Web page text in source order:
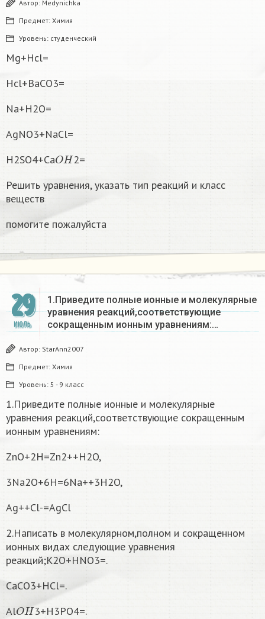
Автор: Medynichka
Предмет: Химия
Уровень: студенческий
Mg+Hcl=
Hcl+BaCO3=
Na+H2O=
AgNO3+NaCl=
H2SO4+Ca OH 2=
Решить уравнения, указать тип реакций и класс
веществ
помогите пожалуйста
29
ИЮЛЬ
1.Приведите полные ионные и молекулярные
уравнения реакций,соответствующие
сокращенным ионным уравнениям:…
Автор: StarAnn2007
Предмет: Химия
Уровень: 5 - 9 класс
1.Приведите полные ионные и молекулярные
уравнения реакций,соответствующие сокращенным
ионным уравнениям:
ZnO+2H=Zn2++H2O,
3Na2O+6H=6Na++3H2O,
Ag++Cl-=AgCl
2.Написать в молекулярном,полном и сокращенном
ионных видах следующие уравнения
реакций;K2O+HNO3=.
CaCO3+HCl=.
AlOH 3+H3PO4=.